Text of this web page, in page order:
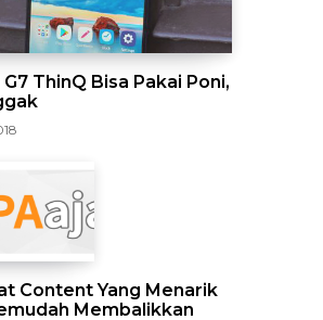
G7 ThinQ Bisa Pakai Poni,
Content Yang Menarik
Membalikkan